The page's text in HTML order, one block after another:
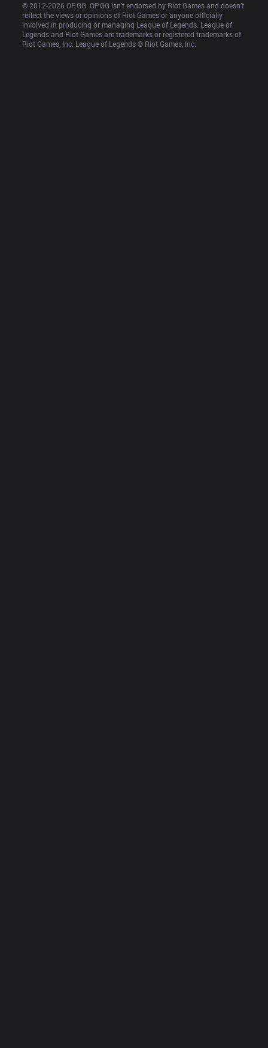
© 2012-2026 OP.GG. OP.GG isn’t endorsed by Riot Games and doesn’t
reflect the views or opinions of Riot Games or anyone officially
involved in producing or managing League of Legends. League of
Legends and Riot Games are trademarks or registered trademarks of
Riot Games, Inc. League of Legends © Riot Games, Inc.